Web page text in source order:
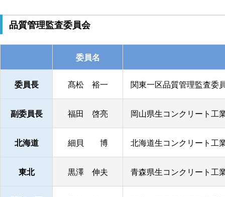
品質管理監査委員会
委員名
委員長 髙松 裕一 関東一区品質管理監査委
副委員長 福田 啓亮 岡山県生コンクリート工
北海道 細貝 博 北海道生コンクリート工
東北 黒澤 伸夫 青森県生コンクリート工